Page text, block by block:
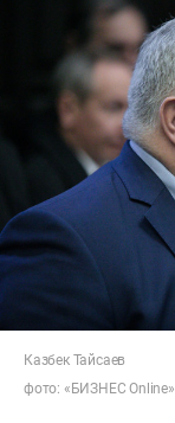
Казбек Тайсаев
фото: «БИЗНЕС Online»